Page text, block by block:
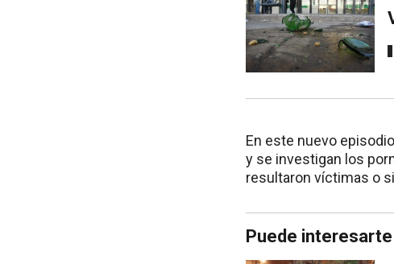
En este nuevo
y se investigan los
resultaron víctimas o
Puede interesarte